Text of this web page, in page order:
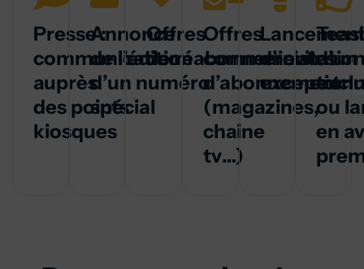
Presse :
communication
auprès
des points
kiosques
Annonce
de l’édition
d’un numéro
spécial
Offres
de réabonnement
Offres
commerciales
d’abonnement
(magazines,
chaine
tv…)
ou
en